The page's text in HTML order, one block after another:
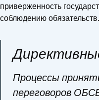
приверженность
соблюдению обязательств.
Процессы
переговоров